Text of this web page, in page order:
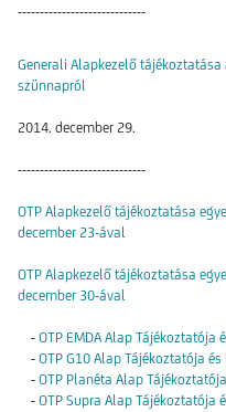
-----------------------------
Generali Alapkezelő
szünnapról
2014. december 29.
-----------------------------
OTP Alapkezelő tájékoztatása
december 23-ával
OTP Alapkezelő tájékoztatása
december 30-ával
- OTP EMDA Alap Tájékoztatója
- OTP G10 Alap Tájékoztatója
- OTP Planéta Alap
- OTP Supra Alap Tájékoztatója